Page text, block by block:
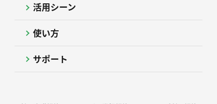
活用シーン
使い方
サポート